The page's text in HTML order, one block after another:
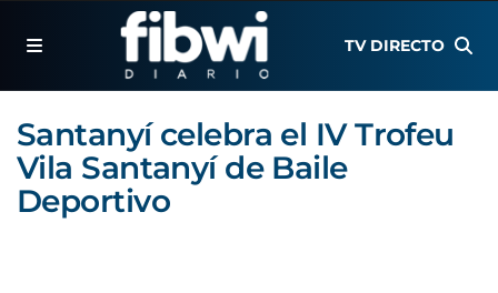
TV DIRECTO
Santanyí celebra el IV Trofeu
Vila Santanyí de Baile
Deportivo